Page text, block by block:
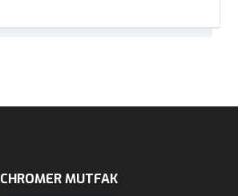
CHROMER MUTFAK